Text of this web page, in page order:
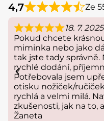
4,7 Ze
18. 7. 2025
Pokud chcete
miminka nebo jako
tak jste tady správně.
rychlé dodání,
Potřebovala jsem
otisku nožiček/
rychlá a velmi milá.
zkušenosti, jak na to,
Žaneta